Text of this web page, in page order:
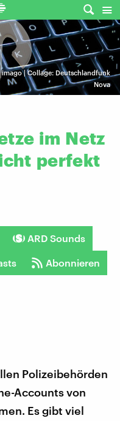
| Collage: Deutschlandfunk
Nova
im Netz
perfekt
ARD Sounds
Abonnieren
Polizeibehörden
Accounts von
Es gibt viel